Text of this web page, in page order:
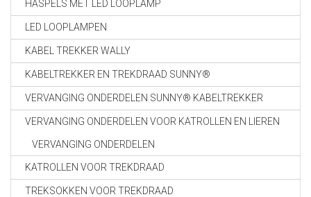
HASPELS MET LED LOOPLAMP
LED LOOPLAMPEN
KABEL TREKKER WALLY
KABELTREKKER EN TREKDRAAD SUNNY®
VERVANGING ONDERDELEN SUNNY® KABELTREKKER
VERVANGING ONDERDELEN VOOR KATROLLEN EN LIEREN
VERVANGING ONDERDELEN
KATROLLEN VOOR TREKDRAAD
TREKSOKKEN VOOR TREKDRAAD